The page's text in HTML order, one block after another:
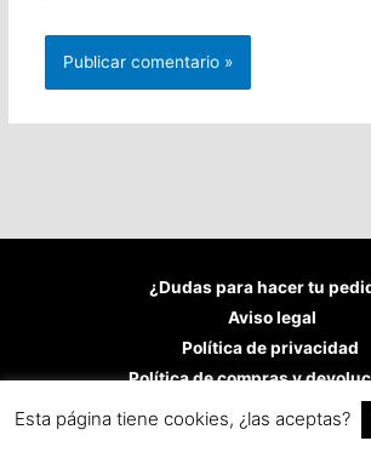
¿Dudas para hacer tu
Aviso legal
Política de privacidad
Política de compras y
Política de cookies
Esta página tiene cookies, ¿las aceptas?